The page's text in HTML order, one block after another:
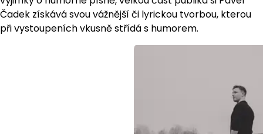
Čadek získává svou vážnější či lyrickou tvorbou, kterou
při vystoupeních vkusně střídá s humorem.